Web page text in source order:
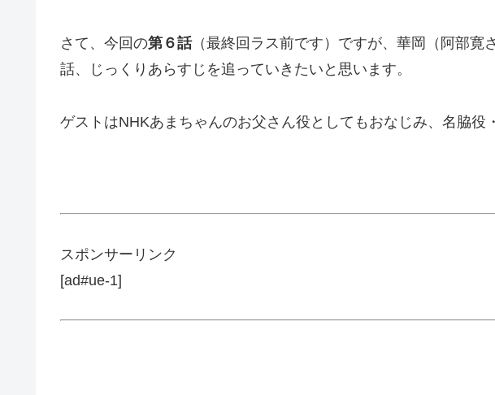
さて、今回の第６話（最終回ラス前です）ですが、華岡（阿部寛
話、じっくりあらすじを追っていきたいと思います。
ゲストはNHKあまちゃんのお父さん役としてもおなじみ、名脇役・
スポンサーリンク
[ad#ue-1]